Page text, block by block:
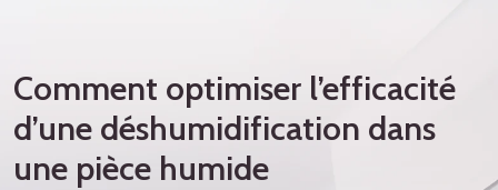
Comment optimiser l’efficacité
d’une déshumidification dans
une pièce humide